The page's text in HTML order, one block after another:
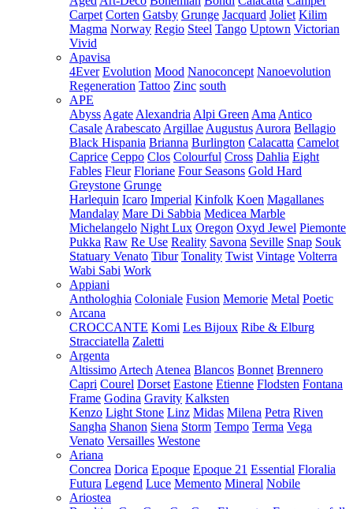
Carpet Corten Gatsby Grunge Jacquard Joliet Kilim
Magma Norway Regio Steel Tango Uptown Victorian
Vivid
Apavisa
4Ever Evolution Mood Nanoconcept Nanoevolution
Regeneration Tattoo Zinc south
APE
Abyss Agate Alexandria Alpi Green Ama Antico
Casale Arabescato Argillae Augustus Aurora Bellagio
Black Hispania Brianna Burlington Calacatta Camelot
Caprice Ceppo Clos Colourful Cross Dahlia Eight
Fables Fleur Floriane Four Seasons Gold Hard
Greystone Grunge
Harlequin Icaro Imperial Kinfolk Koen Magallanes
Mandalay Mare Di Sabbia Medicea Marble
Michelangelo Night Lux Oregon Oxyd Jewel Piemonte
Pukka Raw Re Use Reality Savona Seville Snap Souk
Statuary Venato Tibur Tonality Twist Vintage Volterra
Wabi Sabi Work
Appiani
Anthologhia Coloniale Fusion Memorie Metal Poetic
Arcana
CROCCANTE Komi Les Bijoux Ribe & Elburg
Stracciatella Zaletti
Argenta
Altissimo Artech Atenea Blancos Bonnet Brennero
Capri Courel Dorset Eastone Etienne Flodsten Fontana
Frame Godina Gravity Kalksten
Kenzo Light Stone Linz Midas Milena Petra Riven
Sangha Shanon Siena Storm Tempo Terma Vega
Venato Versailles Westone
Ariana
Concrea Dorica Epoque Epoque 21 Essential Floralia
Futura Legend Luce Memento Mineral Nobile
Ariostea